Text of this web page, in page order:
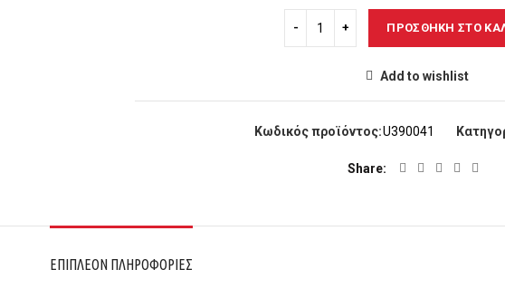
ΠΡΟΣΘΉΚΗ ΣΤΟ
Add to wishlist
Κωδικός προϊόντος:U390041
Share
ΕΠΙΠΛΈΟΝ ΠΛΗΡΟΦΟΡΊΕΣ